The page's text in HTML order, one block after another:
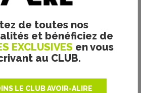
de toutes nos
et bénéficiez de
EXCLUSIVES en vous
au CLUB.
LE CLUB AVOIR-ALIRE
passe oublié ?